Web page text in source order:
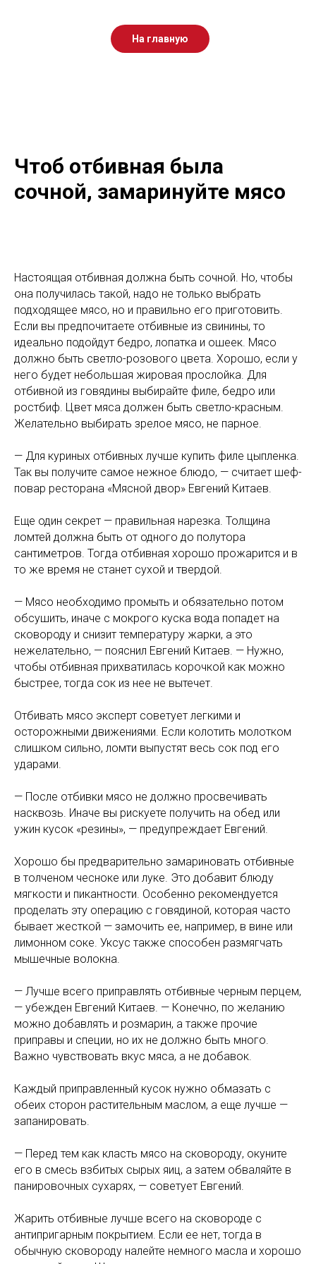
На главную
Чтоб отбивная была
сочной, замаринуйте мясо
Настоящая отбивная должна быть сочной. Но, чтобы
она получилась такой, надо не только выбрать
подходящее мясо, но и правильно его приготовить.
Если вы предпочитаете отбивные из свинины, то
идеально подойдут бедро, лопатка и ошеек. Мясо
должно быть светло-розового цвета. Хорошо, если у
него будет небольшая жировая прослойка. Для
отбивной из говядины выбирайте филе, бедро или
ростбиф. Цвет мяса должен быть светло-красным.
Желательно выбирать зрелое мясо, не парное.
— Для куриных отбивных лучше купить филе цыпленка.
Так вы получите самое нежное блюдо, — считает шеф-
повар ресторана «Мясной двор» Евгений Китаев.
Еще один секрет — правильная нарезка. Толщина
ломтей должна быть от одного до полутора
сантиметров. Тогда отбивная хорошо прожарится и в
то же время не станет сухой и твердой.
— Мясо необходимо промыть и обязательно потом
обсушить, иначе с мокрого куска вода попадет на
сковороду и снизит температуру жарки, а это
нежелательно, — пояснил Евгений Китаев. — Нужно,
чтобы отбивная прихватилась корочкой как можно
быстрее, тогда сок из нее не вытечет.
Отбивать мясо эксперт советует легкими и
осторожными движениями. Если колотить молотком
слишком сильно, ломти выпустят весь сок под его
ударами.
— После отбивки мясо не должно просвечивать
насквозь. Иначе вы рискуете получить на обед или
ужин кусок «резины», — предупреждает Евгений.
Хорошо бы предварительно замариновать отбивные
в толченом чесноке или луке. Это добавит блюду
мягкости и пикантности. Особенно рекомендуется
проделать эту операцию с говядиной, которая часто
бывает жесткой — замочить ее, например, в вине или
лимонном соке. Уксус также способен размягчать
мышечные волокна.
— Лучше всего приправлять отбивные черным перцем,
— убежден Евгений Китаев. — Конечно, по желанию
можно добавлять и розмарин, а также прочие
приправы и специи, но их не должно быть много.
Важно чувствовать вкус мяса, а не добавок.
Каждый приправленный кусок нужно обмазать с
обеих сторон растительным маслом, а еще лучше —
запанировать.
— Перед тем как класть мясо на сковороду, окуните
его в смесь взбитых сырых яиц, а затем обваляйте в
панировочных сухарях, — советует Евгений.
Жарить отбивные лучше всего на сковороде с
антипригарным покрытием. Если ее нет, тогда в
обычную сковороду налейте немного масла и хорошо